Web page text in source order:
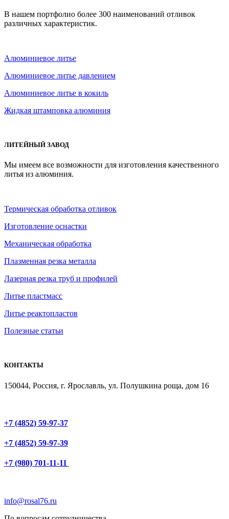
В нашем портфолио более 300 наименований отливок
различных характеристик.
Алюминиевое литье
Алюминиевое литье давлением
Алюминиевое литье в кокиль
Жидкая штамповка алюминия
ЛИТЕЙНЫЙ ЗАВОД
Мы имеем все возможности для изготовления качественного
литья из алюминия.
Термическая обработка отливок
Изготовление оснастки
Механическая обработка
Плазменная резка металла
Лазерная резка труб и профилей
Литье пластмасс
Литье реактопластов
Полезные статьи
КОНТАКТЫ
150044, Россия, г. Ярославль, ул. Полушкина роща, дом 16
+7 (4852) 59-97-37
+7 (4852) 59-97-39
+7 (980) 701-11-11
info@rosal76.ru